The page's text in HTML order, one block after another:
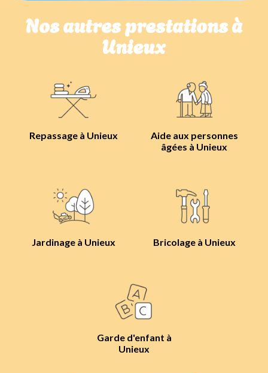
Nos autres prestations à
Unieux
Repassage à Unieux
Aide aux personnes
âgées à Unieux
Jardinage à Unieux Bricolage à Unieux
Garde d'enfant à
Unieux